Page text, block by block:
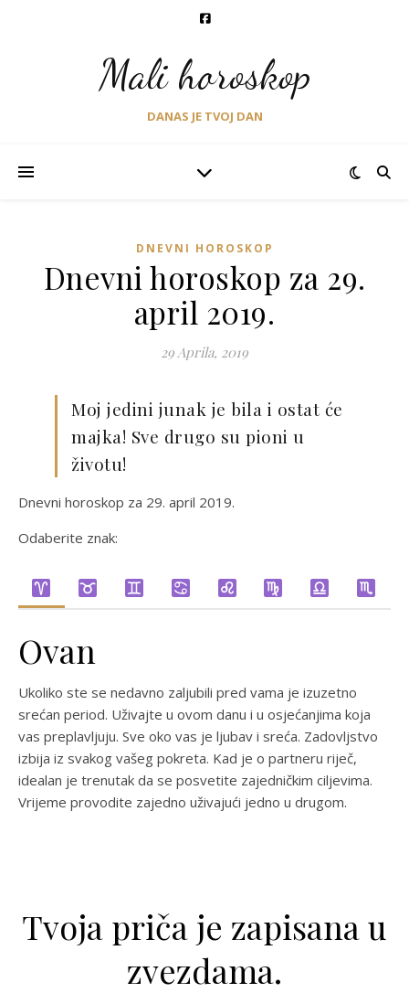
Mali horoskop
DANAS JE TVOJ DAN
DNEVNI HOROSKOP
Dnevni horoskop za 29.
april 2019.
29 Aprila, 2019
Moj jedini junak je bila i ostat će
majka! Sve drugo su pioni u
životu!
Dnevni horoskop za 29. april 2019.
Odaberite znak:
Ovan
Ukoliko ste se nedavno zaljubili pred vama je izuzetno
srećan period. Uživajte u ovom danu i u osjećanjima koja
vas preplavljuju. Sve oko vas je ljubav i sreća. Zadovljstvo
izbija iz svakog vašeg pokreta. Kad je o partneru riječ,
idealan je trenutak da se posvetite zajedničkim ciljevima.
Vrijeme provodite zajedno uživajući jedno u drugom.
Tvoja priča je zapisana u
zvezdama.